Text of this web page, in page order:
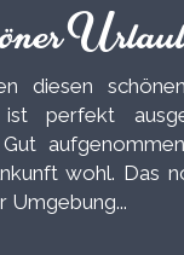
diesen
perfekt
wohl. Das
Umgebung...